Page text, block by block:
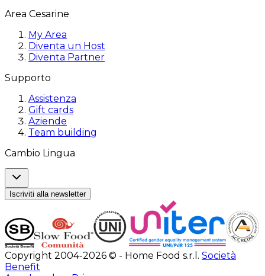
Area Cesarine
My Area
Diventa un Host
Diventa Partner
Supporto
Assistenza
Gift cards
Aziende
Team building
Cambio Lingua
Iscriviti alla newsletter
Copyright 2004-2026 © - Home Food s.r.l. Società
Benefit